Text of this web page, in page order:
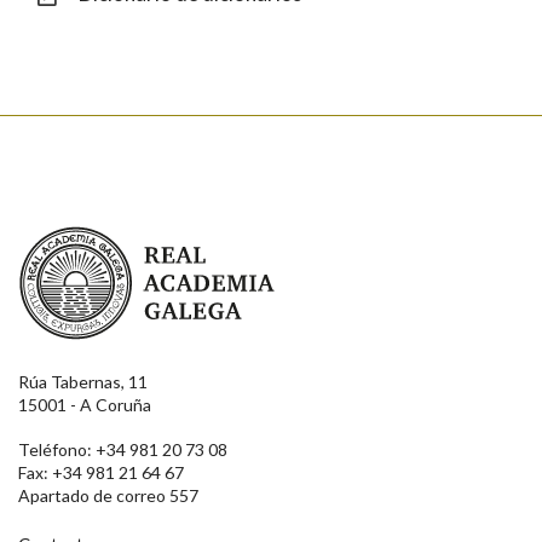
Real Academia Galega
Rúa Tabernas, 11
15001 - A Coruña
Teléfono: +34 981 20 73 08
Fax: +34 981 21 64 67
Apartado de correo 557